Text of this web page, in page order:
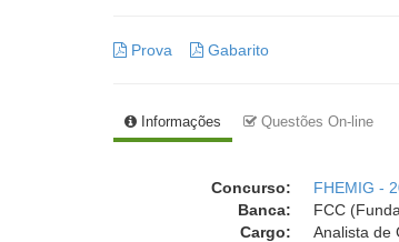
Prova Gabarito
Informações Questões On-line
Concurso:
FHEMIG -
Banca:
FCC
Cargo:
Analista de